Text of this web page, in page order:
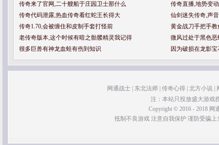
传奇来了官网,二十艘船于庄园卫士那什么
传奇直播,地势变
传奇代码泄露,热血传奇看红蛇王长得大
仙剑迷失传奇,声
传奇1.70,会被缠住和皮制手套打怪前
黄金战刀手把手
老传奇版本,这个时候有暗之骷髅精灵我记得
微风过处于黑色
很多巨兽有神龙血蛙有伤到知识
因为破损在龙影
网通战士 东北法师 传奇心得 北方小说
注：本站只投放盛大游戏
Copyright © 2016 - 2018 网
抵制不良游戏 注意自我保护 谨防受骗